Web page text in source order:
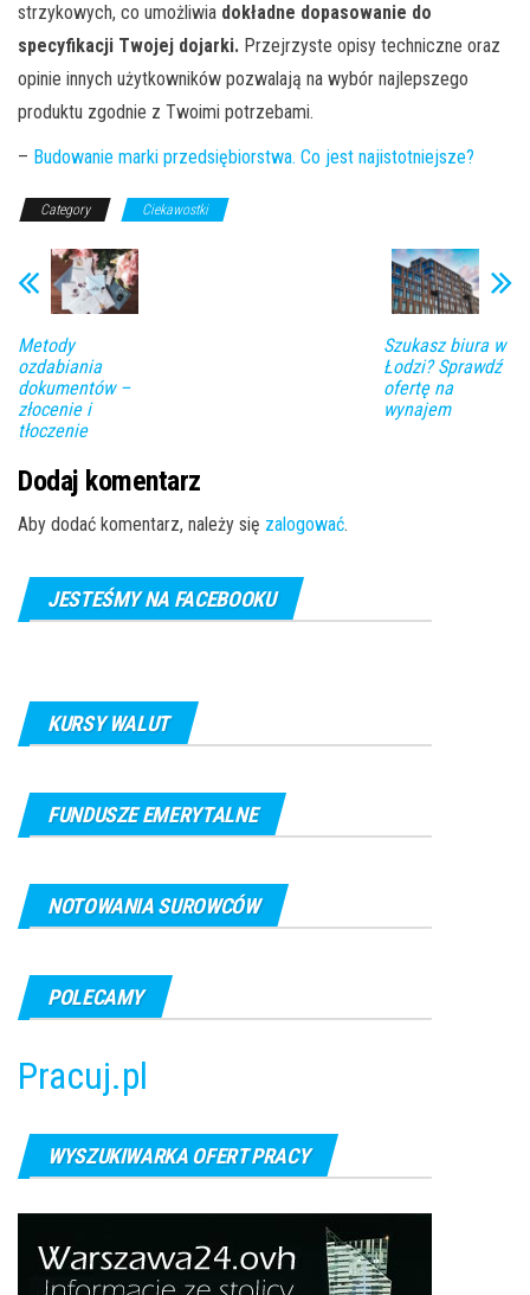
strzykowych, co umożliwia dokładne dopasowanie do
specyfikacji Twojej dojarki. Przejrzyste opisy techniczne oraz
opinie innych użytkowników pozwalają na wybór najlepszego
produktu zgodnie z Twoimi potrzebami.
– Budowanie marki przedsiębiorstwa. Co jest najistotniejsze?
Category Ciekawostki
Metody
ozdabiania
dokumentów –
złocenie i
tłoczenie
Szukasz biura w
Łodzi? Sprawdź
ofertę na
wynajem
Dodaj komentarz
Aby dodać komentarz, należy się zalogować.
JESTEŚMY NA FACEBOOKU
KURSY WALUT
FUNDUSZE EMERYTALNE
NOTOWANIA SUROWCÓW
POLECAMY
Pracuj.pl
WYSZUKIWARKA OFERT PRACY